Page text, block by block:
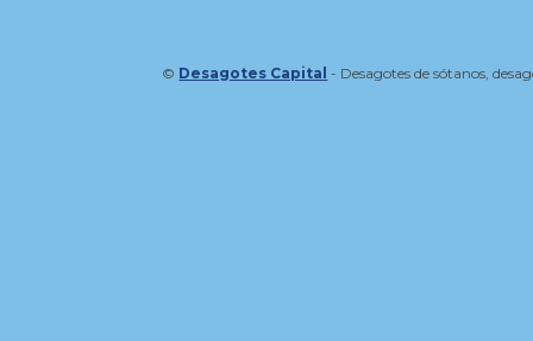
© Desagotes Capital - Desagotes de sótanos,